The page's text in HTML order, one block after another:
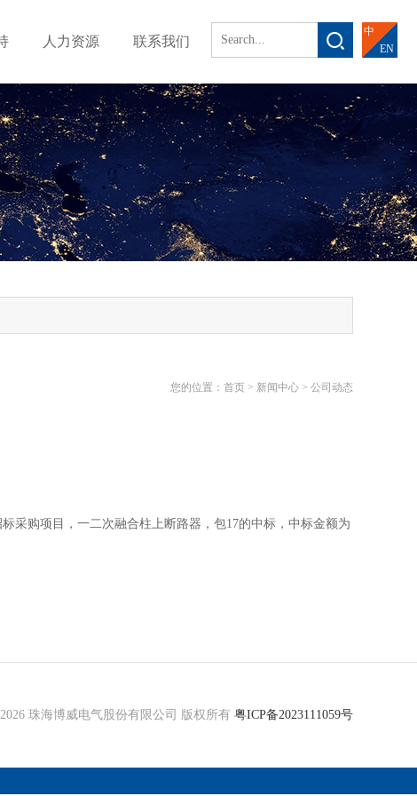
中
EN
人力资源 联系我们
您的位置： 首页 > 新闻中心 > 公司动态
采购项目，一二次融合柱上断路器，包17的中标，中标金额为
珠海博威电气股份有限公司 版权所有 粤ICP备2023111059号